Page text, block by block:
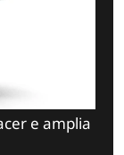
e amplia